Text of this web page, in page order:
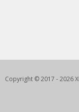
Copyright © 2017 - 2026